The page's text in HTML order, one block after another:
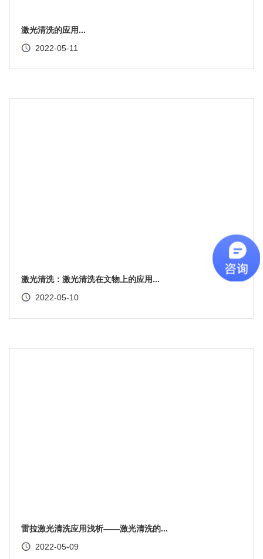
激光清洗的应用...
2022-05-11
激光清洗：激光清洗在文物上的应用...
2022-05-10
雷拉激光清洗应用浅析——激光清洗的...
2022-05-09